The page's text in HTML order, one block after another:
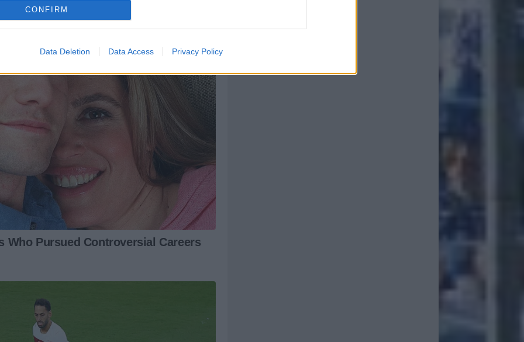
CONFIRM
Data Deletion Data Access Privacy Policy